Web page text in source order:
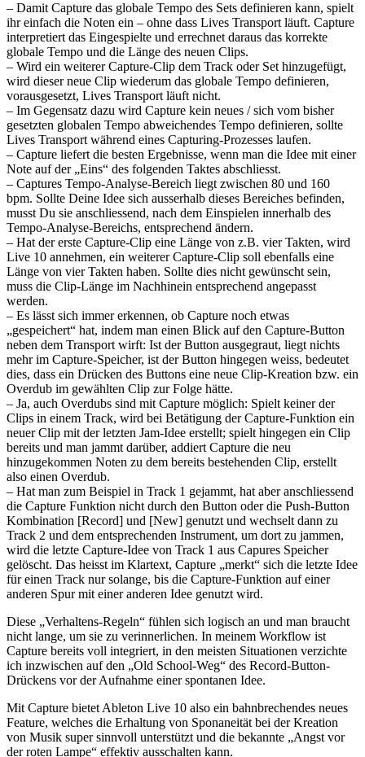
– Damit Capture das globale Tempo des Sets definieren kann, spielt
ihr einfach die Noten ein – ohne dass Lives Transport läuft. Capture
interpretiert das Eingespielte und errechnet daraus das korrekte
globale Tempo und die Länge des neuen Clips.
– Wird ein weiterer Capture-Clip dem Track oder Set hinzugefügt,
wird dieser neue Clip wiederum das globale Tempo definieren,
vorausgesetzt, Lives Transport läuft nicht.
– Im Gegensatz dazu wird Capture kein neues / sich vom bisher
gesetzten globalen Tempo abweichendes Tempo definieren, sollte
Lives Transport während eines Capturing-Prozesses laufen.
– Capture liefert die besten Ergebnisse, wenn man die Idee mit einer
Note auf der „Eins“ des folgenden Taktes abschliesst.
– Captures Tempo-Analyse-Bereich liegt zwischen 80 und 160
bpm. Sollte Deine Idee sich ausserhalb dieses Bereiches befinden,
musst Du sie anschliessend, nach dem Einspielen innerhalb des
Tempo-Analyse-Bereichs, entsprechend ändern.
– Hat der erste Capture-Clip eine Länge von z.B. vier Takten, wird
Live 10 annehmen, ein weiterer Capture-Clip soll ebenfalls eine
Länge von vier Takten haben. Sollte dies nicht gewünscht sein,
muss die Clip-Länge im Nachhinein entsprechend angepasst
werden.
– Es lässt sich immer erkennen, ob Capture noch etwas
„gespeichert“ hat, indem man einen Blick auf den Capture-Button
neben dem Transport wirft: Ist der Button ausgegraut, liegt nichts
mehr im Capture-Speicher, ist der Button hingegen weiss, bedeutet
dies, dass ein Drücken des Buttons eine neue Clip-Kreation bzw. ein
Overdub im gewählten Clip zur Folge hätte.
– Ja, auch Overdubs sind mit Capture möglich: Spielt keiner der
Clips in einem Track, wird bei Betätigung der Capture-Funktion ein
neuer Clip mit der letzten Jam-Idee erstellt; spielt hingegen ein Clip
bereits und man jammt darüber, addiert Capture die neu
hinzugekommen Noten zu dem bereits bestehenden Clip, erstellt
also einen Overdub.
– Hat man zum Beispiel in Track 1 gejammt, hat aber anschliessend
die Capture Funktion nicht durch den Button oder die Push-Button
Kombination [Record] und [New] genutzt und wechselt dann zu
Track 2 und dem entsprechenden Instrument, um dort zu jammen,
wird die letzte Capture-Idee von Track 1 aus Capures Speicher
gelöscht. Das heisst im Klartext, Capture „merkt“ sich die letzte Idee
für einen Track nur solange, bis die Capture-Funktion auf einer
anderen Spur mit einer anderen Idee genutzt wird.
Diese „Verhaltens-Regeln“ fühlen sich logisch an und man braucht
nicht lange, um sie zu verinnerlichen. In meinem Workflow ist
Capture bereits voll integriert, in den meisten Situationen verzichte
ich inzwischen auf den „Old School-Weg“ des Record-Button-
Drückens vor der Aufnahme einer spontanen Idee.
Mit Capture bietet Ableton Live 10 also ein bahnbrechendes neues
Feature, welches die Erhaltung von Sponaneität bei der Kreation
von Musik super sinnvoll unterstützt und die bekannte „Angst vor
der roten Lampe“ effektiv ausschalten kann.